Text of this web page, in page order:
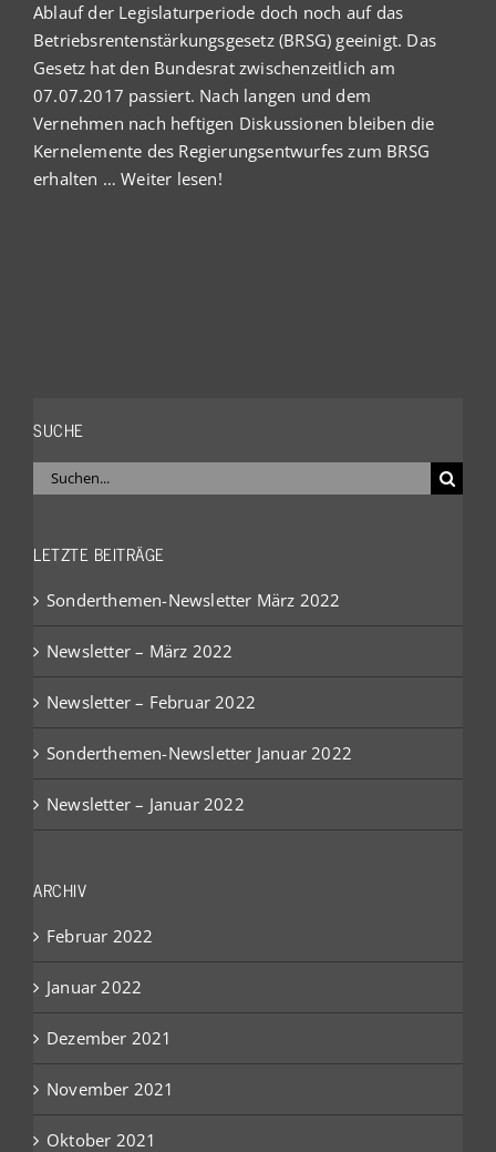
Ablauf der Legislaturperiode doch noch auf das
Betriebsrentenstärkungsgesetz (BRSG) geeinigt. Das
Gesetz hat den Bundesrat zwischenzeitlich am
07.07.2017 passiert. Nach langen und dem
Vernehmen nach heftigen Diskussionen bleiben die
Kernelemente des Regierungsentwurfes zum BRSG
erhalten …Weiter lesen!
SUCHE
Suche
nach:
LETZTE BEITRÄGE
Sonderthemen-Newsletter März 2022
Newsletter – März 2022
Newsletter – Februar 2022
Sonderthemen-Newsletter Januar 2022
Newsletter – Januar 2022
ARCHIV
Februar 2022
Januar 2022
Dezember 2021
November 2021
Oktober 2021